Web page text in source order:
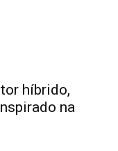
híbrido,
na